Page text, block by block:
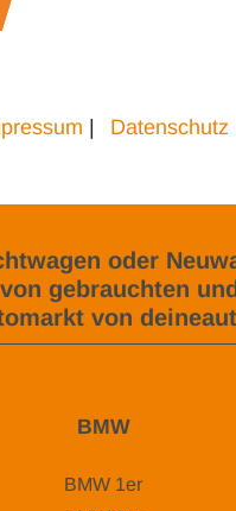
| Datenschutz
oder
gebrauchten
von
BMW
BMW 1er